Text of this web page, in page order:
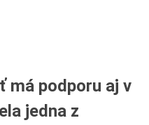
má podporu aj v
jedna z